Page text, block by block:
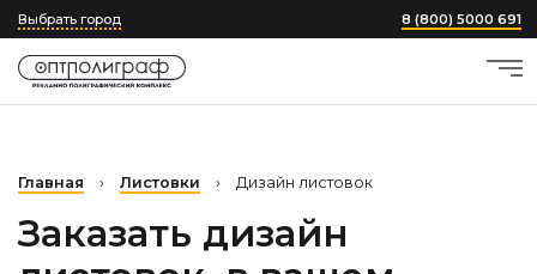
Выбрать город 8 (800) 5000 691
Главная › Листовки › Дизайн листовок
Заказать дизайн